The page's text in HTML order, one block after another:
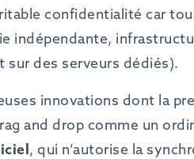
confidentialité car
indépendante,
sur des serveurs dédiés).
innovations dont la
and drop comme un
, qui n’autorise la